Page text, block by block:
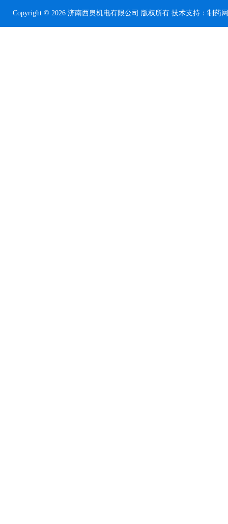
Copyright © 2026 济南西奥机电有限公司 版权所有 技术支持： 制药网